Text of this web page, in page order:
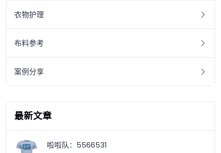
衣物护理
布料参考
案例分享
最新文章
啦啦队：5566531